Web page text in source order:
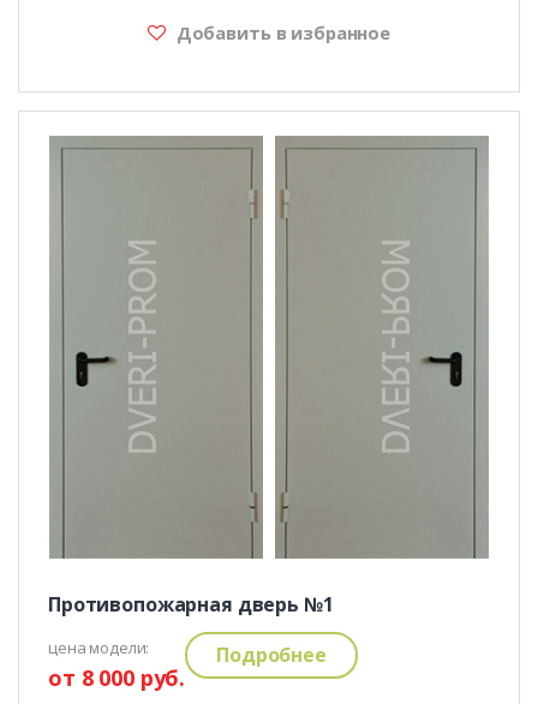
Добавить в избранное
Противопожарная дверь №1
цена модели:
от 8 000 руб.
Подробнее